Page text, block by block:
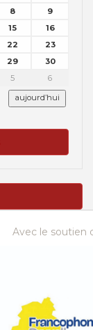
8
9
15
16
22
23
29
30
5 6
aujourd’hui
Avec le soutien